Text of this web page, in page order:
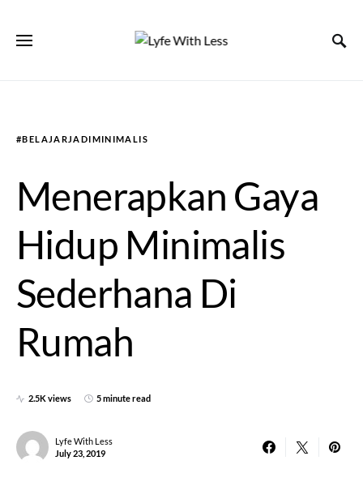
#BELAJARJADIMINIMALIS
Menerapkan Gaya
Hidup Minimalis
Sederhana Di
Rumah
2.5K views 5 minute read
Lyfe With Less
July 23, 2019